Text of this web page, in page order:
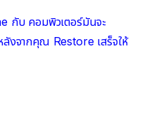
กับ คอมพิวเตอร์มันจะ
งจากคุณ Restore เสร็จให้